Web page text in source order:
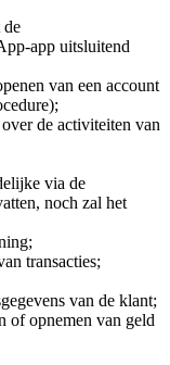
de
app uitsluitend
van een account
de activiteiten van
via de
noch zal het
transacties;
van de klant;
of opnemen van geld